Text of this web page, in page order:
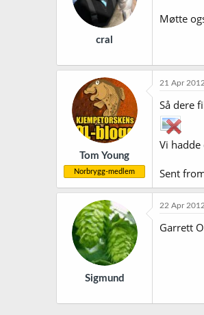
cral
Møtte
Tom Young
Norbrygg-medlem
21 Apr 2012
Så dere
Vi
Sent
Sigmund
22 Apr 2012
Garrett